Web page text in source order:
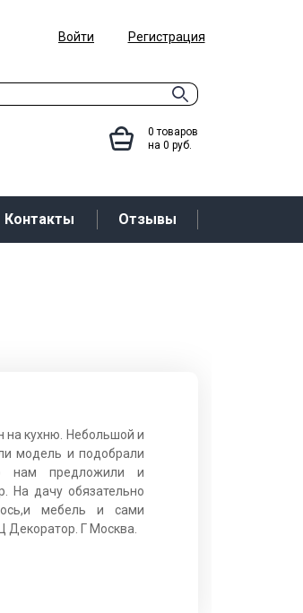
Войти Регистрация
0 товаров
на 0 руб.
Контакты Отзывы
на кухню. Небольшой и
модель и подобрали
нам предложили и
На дачу обязательно
мебель и сами
Декоратор. Г Москва.